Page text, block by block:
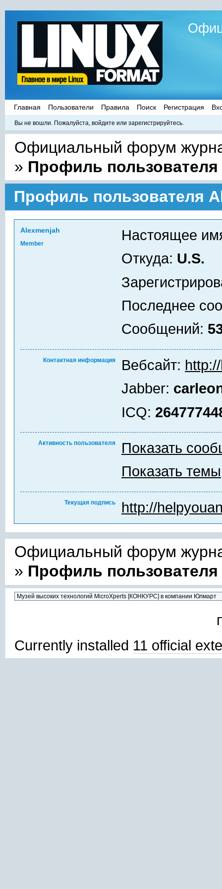
Главная Пользователи Правила Поиск Регистрация
Вы не вошли. Пожалуйста, войдите или зарегистрируйтесь.
Официальный форум
» Профиль
Профиль пользователя
Alexmenjah
Member
Настоящее
Откуда: U.S.
Последнее
Сообщений:
Контактная информация Вебсайт:
Jabber:
ICQ:
Активность пользователя
Показать
Показать темы
Текущая подпись http://
Официальный форум
» Профиль
Currently installed 11 official